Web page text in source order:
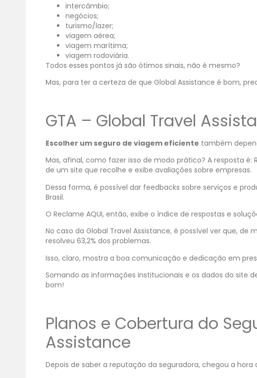
intercâmbio;
negócios;
turismo/lazer;
viagem aérea;
viagem marítima;
viagem rodoviária.
Todos esses pontos já são ótimos sinais, não é mesmo?
Mas, para ter a certeza de que Global Assistance é bom,
GTA – Global Travel
Escolher um seguro de viagem eficiente também
Mas, afinal, como fazer isso de modo prático? A resposta
de um site que recolhe e exibe avaliações sobre empresas.
Dessa forma, é possível dar feedbacks sobre serviços e
Brasil.
O Reclame AQUI, então, exibe o índice de respostas e
No caso da Global Travel Assistance, é possível ver que, de
resolveu 63,2% dos problemas.
Isso, claro, mostra a boa comunicação e dedicação em
Somando as informações institucionais e os dados do site
bom!
Planos e Cobertura do
Assistance
Depois de saber a reputação da seguradora, chegou a